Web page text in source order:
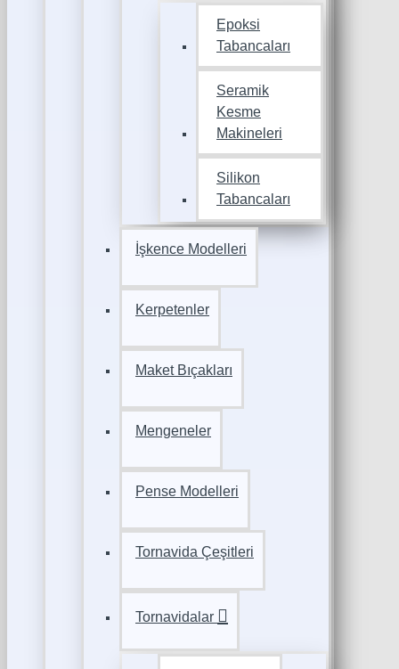
Epoksi
Tabancaları
Seramik
Kesme
Makineleri
Silikon
Tabancaları
İşkence Modelleri
Kerpetenler
Maket Bıçakları
Mengeneler
Pense Modelleri
Tornavida Çeşitleri
Tornavidalar